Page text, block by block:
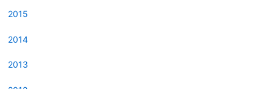
2015
2014
2013